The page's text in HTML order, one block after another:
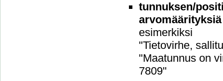
tunnuksen/
arvomäärityksiä
esimerkiksi
"Tietovirhe,
"Maatunnus on
7809"